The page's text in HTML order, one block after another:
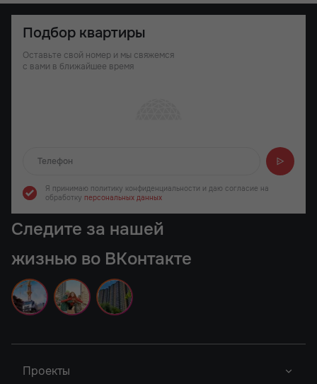
Подбор квартиры
Оставьте свой номер и мы свяжемся
с вами в ближайшее время
Я принимаю политику конфиденциальности и даю согласие на
обработку персональных данных
Следите за нашей
жизнью во ВКонтакте
Проекты